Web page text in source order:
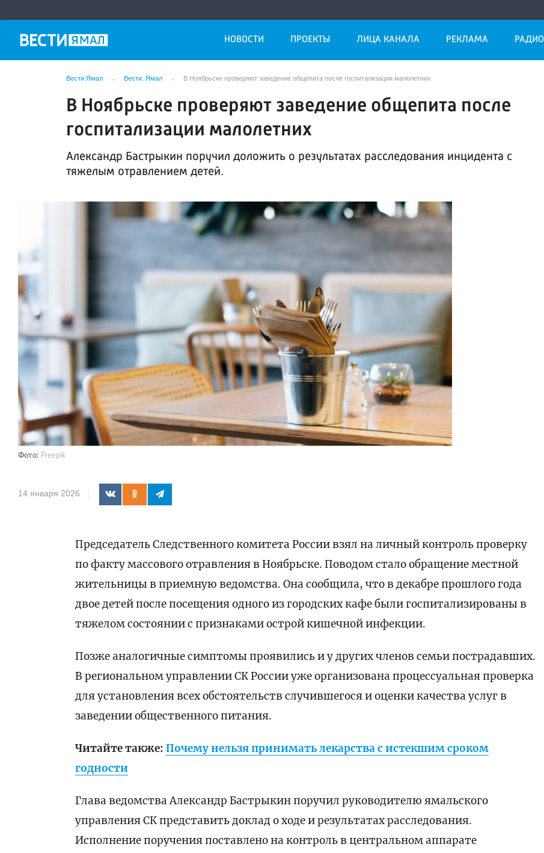
НОВОСТИ ПРОЕКТЫ ЛИЦА КАНАЛА РЕКЛАМА РАДИО
Вести Ямал Вести. Ямал В Ноябрьске проверяют заведение общепита после госпитализации малолетних
В Ноябрьске проверяют заведение общепита после
госпитализации малолетних
Александр Бастрыкин поручил доложить о результатах расследования инцидента с
тяжелым отравлением детей.
Фото: Freepik
14 января 2026
Председатель Следственного комитета России взял на личный контроль проверку
по факту массового отравления в Ноябрьске. Поводом стало обращение местной
жительницы в приемную ведомства. Она сообщила, что в декабре прошлого года
двое детей после посещения одного из городских кафе были госпитализированы в
тяжелом состоянии с признаками острой кишечной инфекции.
Позже аналогичные симптомы проявились и у других членов семьи пострадавших.
В региональном управлении СК России уже организована процессуальная проверка
для установления всех обстоятельств случившегося и оценки качества услуг в
заведении общественного питания.
Читайте также:Почему нельзя принимать лекарства с истекшим сроком
годности
Глава ведомства Александр Бастрыкин поручил руководителю ямальского
управления СК представить доклад о ходе и результатах расследования.
Исполнение поручения поставлено на контроль в центральном аппарате